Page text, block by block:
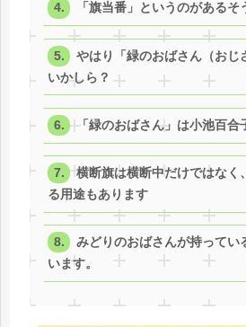
「旗当番」というのがあるそ
やはり「緑のおばさん（おじ
いかしら？
「緑のおばさん」は小池百合
横断旗は横断中だけではなく
る用途もあります
みどりのおばさんが持ってい
います。